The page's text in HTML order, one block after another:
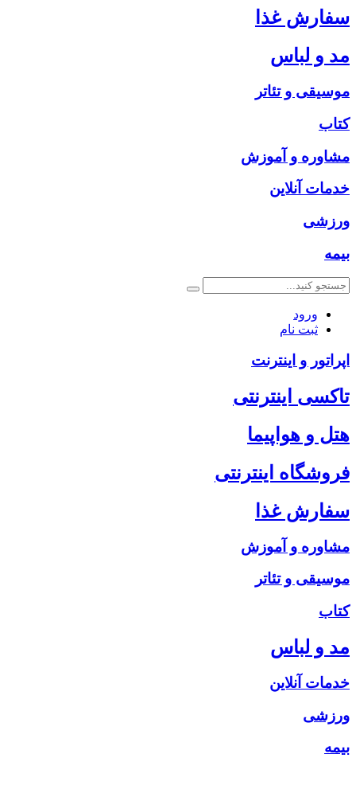
سفارش غذا
مد و لباس
موسیقی و تئاتر
کتاب
مشاوره و آموزش
خدمات آنلاین
ورزشی
بیمه
ورود
ثبت نام
اپراتور و اینترنت
تاکسی اینترنتی
هتل و هواپیما
فروشگاه اینترنتی
سفارش غذا
مشاوره و آموزش
موسیقی و تئاتر
کتاب
مد و لباس
خدمات آنلاین
ورزشی
بیمه